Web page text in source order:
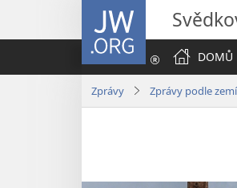
JW.ORG
DOMŮ
Zprávy Zprávy podle zemí